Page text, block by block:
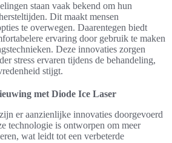
staan vaak bekend om hun
Dit maakt mensen
te overwegen. Daarentegen biedt
ervaring door gebruik te maken
Deze innovaties zorgen
stress ervaren tijdens de behandeling,
stijgt.
met Diode Ice Laser
er aanzienlijke innovaties doorgevoerd
technologie is ontworpen om meer
wat leidt tot een verbeterde